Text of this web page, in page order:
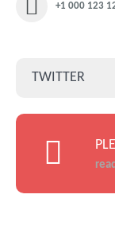
+1 000 123
TWITTER